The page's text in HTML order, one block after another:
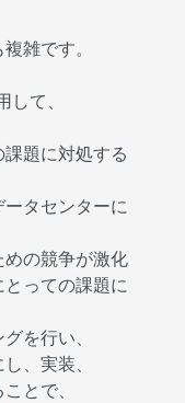
雑です。
て、
課題に対処する
タセンターに
の競争が激化
っての課題に
を行い、
、実装、
とで、